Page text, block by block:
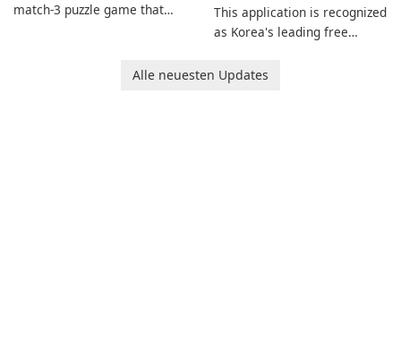
match-3 puzzle game that
Ollie, on an adventurous
This application is recognized
as Korea's leading free
baby tracking, offering
Alle neuesten Updates